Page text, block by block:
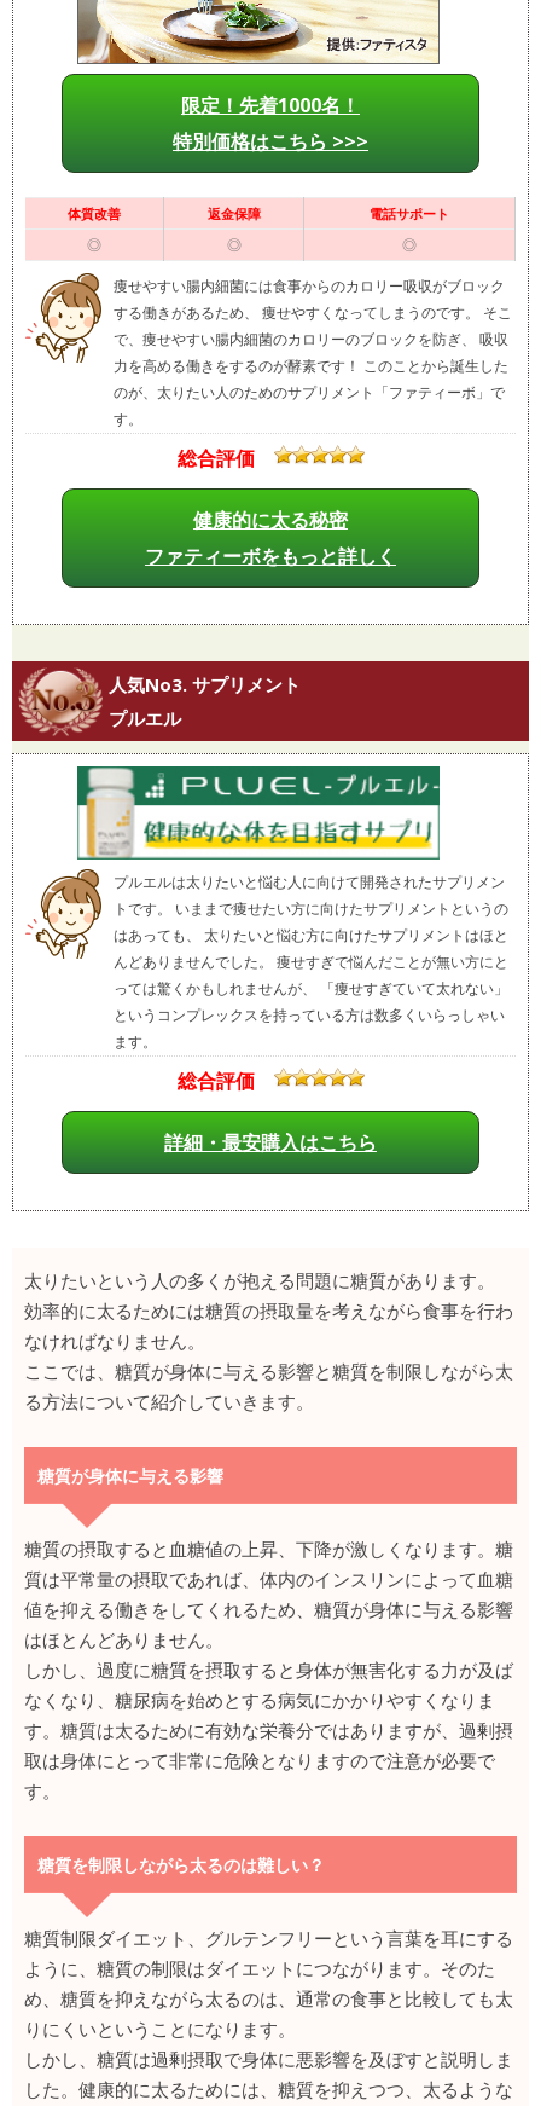
限定！先着1000名！
特別価格はこちら >>>
体質改善 返金保障 電話サポート
◎ ◎
◎
痩せやすい腸内細菌には食事からのカロリー吸収がブロック
する働きがあるため、 痩せやすくなってしまうのです。 そこ
で、痩せやすい腸内細菌のカロリーのブロックを防ぎ、 吸収
力を高める働きをするのが酵素です！ このことから誕生した
のが、太りたい人のためのサプリメント「ファティーボ」で
す。
総合評価
健康的に太る秘密
ファティーボをもっと詳しく
人気No3. サプリメント
プルエル
プルエルは太りたいと悩む人に向けて開発されたサプリメン
トです。 いままで痩せたい方に向けたサプリメントというの
はあっても、 太りたいと悩む方に向けたサプリメントはほと
んどありませんでした。 痩せすぎで悩んだことが無い方にと
っては驚くかもしれませんが、 「痩せすぎていて太れない」
というコンプレックスを持っている方は数多くいらっしゃい
ます。
総合評価
詳細・最安購入はこちら
太りたいという人の多くが抱える問題に糖質があります。
効率的に太るためには糖質の摂取量を考えながら食事を行わ
なければなりません。
ここでは、糖質が身体に与える影響と糖質を制限しながら太
る方法について紹介していきます。
糖質が身体に与える影響
糖質の摂取すると血糖値の上昇、下降が激しくなります。糖
質は平常量の摂取であれば、体内のインスリンによって血糖
値を抑える働きをしてくれるため、糖質が身体に与える影響
はほとんどありません。
しかし、過度に糖質を摂取すると身体が無害化する力が及ば
なくなり、糖尿病を始めとする病気にかかりやすくなりま
す。糖質は太るために有効な栄養分ではありますが、過剰摂
取は身体にとって非常に危険となりますので注意が必要で
す。
糖質を制限しながら太るのは難しい？
糖質制限ダイエット、グルテンフリーという言葉を耳にする
ように、糖質の制限はダイエットにつながります。そのた
め、糖質を抑えながら太るのは、通常の食事と比較しても太
りにくいということになります。
しかし、糖質は過剰摂取で身体に悪影響を及ぼすと説明しま
した。健康的に太るためには、糖質を抑えつつ、太るような